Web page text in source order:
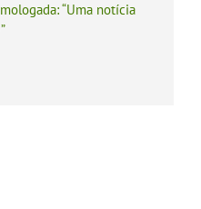
“Uma notícia